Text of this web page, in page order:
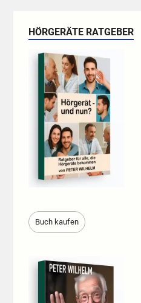
HÖRGERÄTE RATGEBER
Buch kaufen